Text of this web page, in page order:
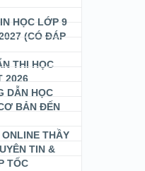
HỌC LỚP 9
(CÓ ĐÁP
THI HỌC
2026
DẪN HỌC
BẢN ĐẾN
THẦY
TIN &
TỐC